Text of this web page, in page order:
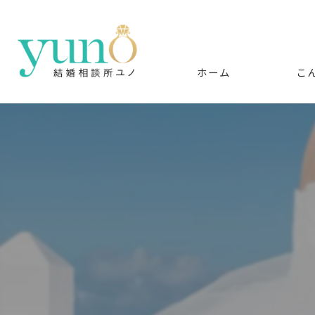
ホーム こ